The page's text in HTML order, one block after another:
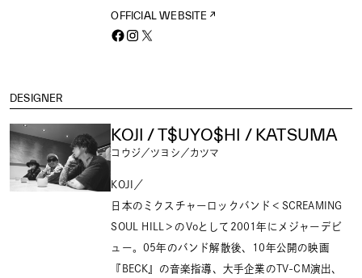
OFFICIAL WEBSITE
DESIGNER
KOJI / T$UYO$HI / KATSUMA
コウジ／ツヨシ／カツマ
KOJI／
日本のミクスチャーロックバンド＜SCREAMING
SOUL HILL＞のVoとして2001年にメジャーデビ
ュー。05年のバンド解散後、10年公開の映画
『BECK』の音楽指導、大手企業のTV-CM演出、